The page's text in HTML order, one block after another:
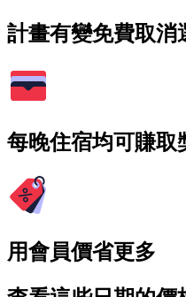
計畫有變免費取消
每晚住宿均可賺取
用會員價省更多